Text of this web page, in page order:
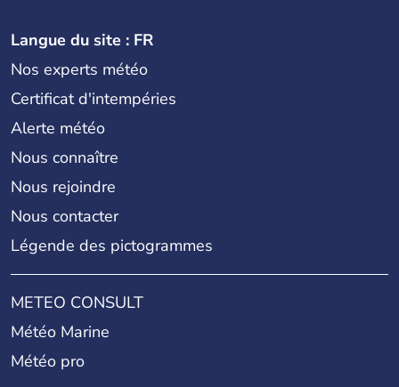
Langue du site : FR
Nos experts météo
Certificat d'intempéries
Alerte météo
Nous connaître
Nous rejoindre
Nous contacter
Légende des pictogrammes
METEO CONSULT
Météo Marine
Météo pro